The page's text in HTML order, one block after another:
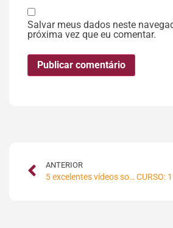
Salvar meus dados neste
próxima vez que eu comentar.
ANTERIOR
5 excelentes vídeos sobre marketing digital que você precisa ver